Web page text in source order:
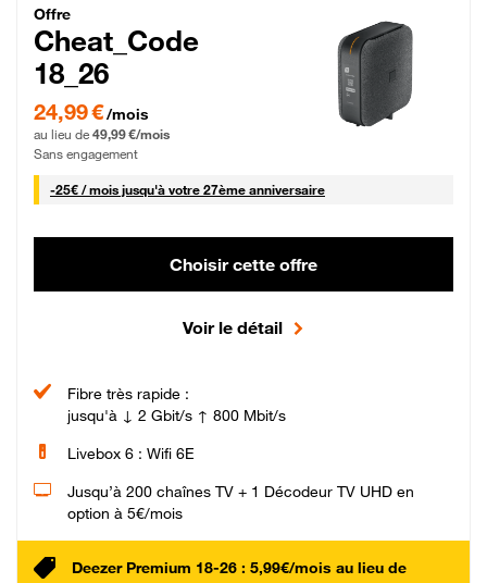
Cheat_Code Fibre_18_26
Offre
Cheat_Code
18_26
24,99 € par mois pendant 0 mois puis 49,99 € par mois, Sans engagement
24,99 €/mois
au lieu de 49,99 €/mois
Sans engagement
-25€ / mois25 € par mois
jusqu'à votre 27ème anniversaire
Choisir cette offre
Voir le détail
Fibre très rapide :
jusqu'à ↓ 2 Gbit/s ↑ 800 Mbit/s
Livebox 6 : Wifi 6E
Jusqu’à 200 chaînes TV + 1 Décodeur TV UHD en
option à 5€/mois
Deezer Premium 18-26 : 5,99€/mois au lieu de